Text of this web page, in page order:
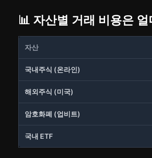
📊 자산별 거래 비용은
자산
국내주식 (온라인)
해외주식 (미국)
암호화폐 (업비트)
국내 ETF